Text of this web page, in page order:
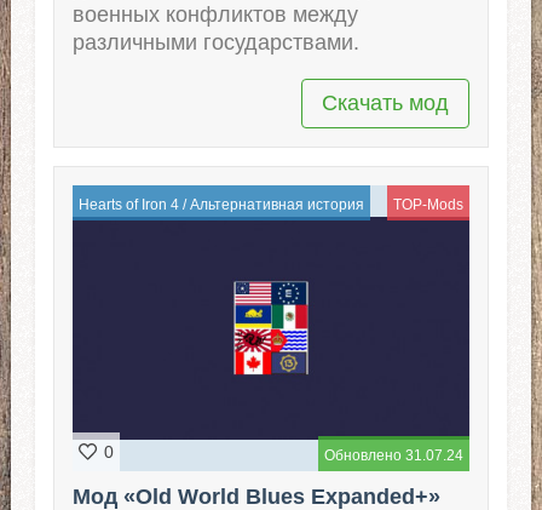
военных конфликтов между
различными государствами.
Скачать мод
Hearts of Iron 4/Альтернативная история TOP-Mods
Обновлено 31.07.24
0
Мод «Old World Blues Expanded+»